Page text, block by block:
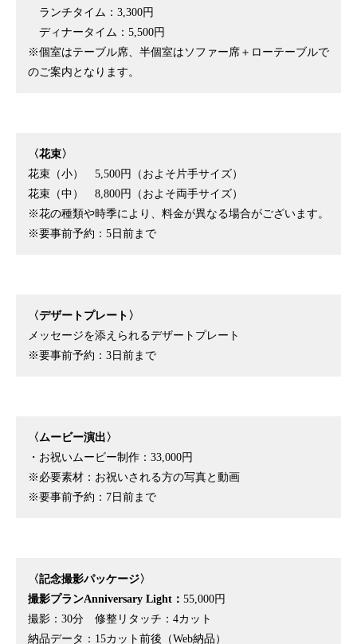
ランチタイム：3,300円
ディナータイム：5,500円
※個室はテーブル席、半個室はソファー席＋ローテーブルで
のご案内となります。
〈花束〉
花束（小） 5,500円（およそ片手サイズ）
花束（中） 8,800円（およそ両手サイズ）
※花の種類や時季により、料金が異なる場合がございます。
※要事前予約：5日前まで
〈デザートプレート〉
メッセージを添えられるデザートプレート
※要事前予約：3日前まで
〈ムービー演出〉
・お祝いムービー制作：33,000円
※必要素材：お祝いされる方の写真と動画
※要事前予約：7日前まで
〈記念撮影パッケージ〉
撮影プランAnniversary Light： 55,000円
撮影：30分 修整リタッチ：4カット
納品データ：15カット前後（Web納品）